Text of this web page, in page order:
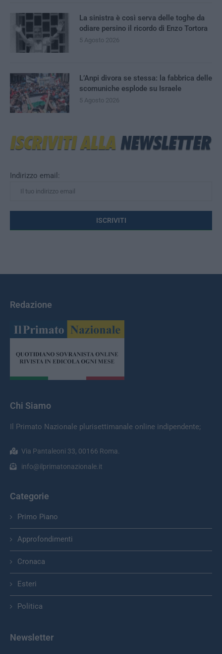
Indirizzo email:
La sinistra è così serva delle toghe da
odiare persino il ricordo di Enzo Tortora
5 Agosto 2026
L’Anpi divora se stessa: la fabbrica delle
scomuniche esplode su Israele
5 Agosto 2026
Redazione
Chi Siamo
Il Primato Nazionale plurisettimanale online indipendente;
Via Pantaleoni 33, 00166 Roma.
info@ilprimatonazionale.it
Categorie
Primo Piano
Approfondimenti
Cronaca
Esteri
Politica
Newsletter